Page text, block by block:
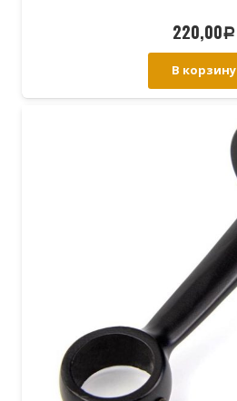
220,00Р
В корзину